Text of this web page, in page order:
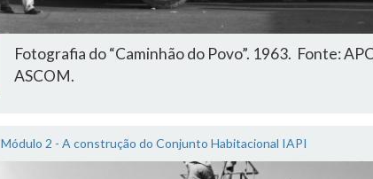
Fotografia do “Caminhão do Povo”. 1963. Fonte:
ASCOM.
Módulo 2 - A construção do Conjunto Habitacional IAPI